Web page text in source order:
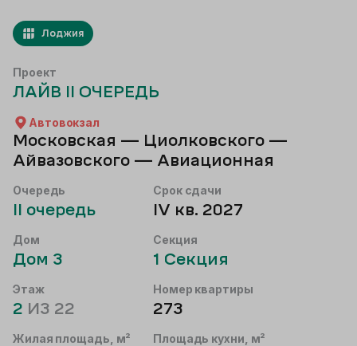
Лоджия
Проект
ЛАЙВ II ОЧЕРЕДЬ
Автовокзал
Московская — Циолковского —
Айвазовского — Авиационная
Очередь
II очередь
Срок сдачи
IV кв. 2027
Дом
Дом 3
Секция
1 Секция
Этаж
2 ИЗ 22
Номер квартиры
273
Жилая площадь, м² Площадь кухни, м²